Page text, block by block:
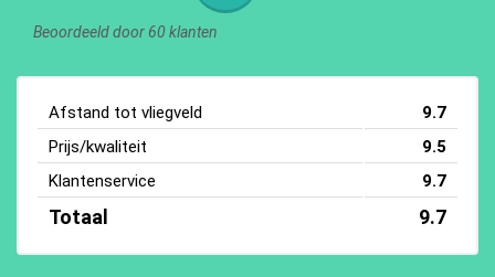
Beoordeeld door 60 klanten
Afstand tot vliegveld
9.7
Prijs/kwaliteit
9.5
Klantenservice
9.7
Totaal 9.7